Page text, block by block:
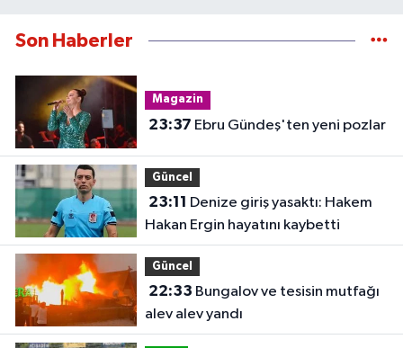
Son Haberler
Magazin
23:37 Ebru Gündeş'ten yeni pozlar
Güncel
23:11
Hakan Ergin hayatını kaybetti
Güncel
22:33
alev alev yandı